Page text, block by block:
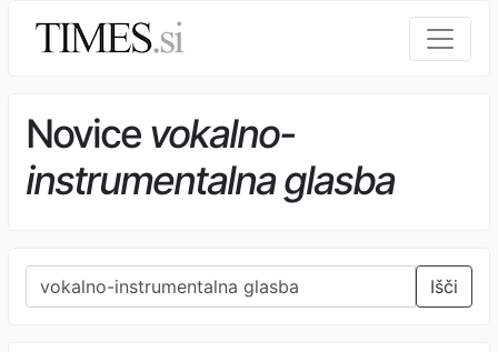
Novice vokalno-
instrumentalna glasba
Išči